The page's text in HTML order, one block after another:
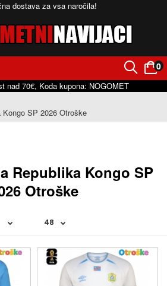
dostava za vsa naročila!
󰂨 0
󰃠
nad 70€, Koda kupona: NOGOMET
SP 2026 Otroške
Republika Kongo SP
Otroške